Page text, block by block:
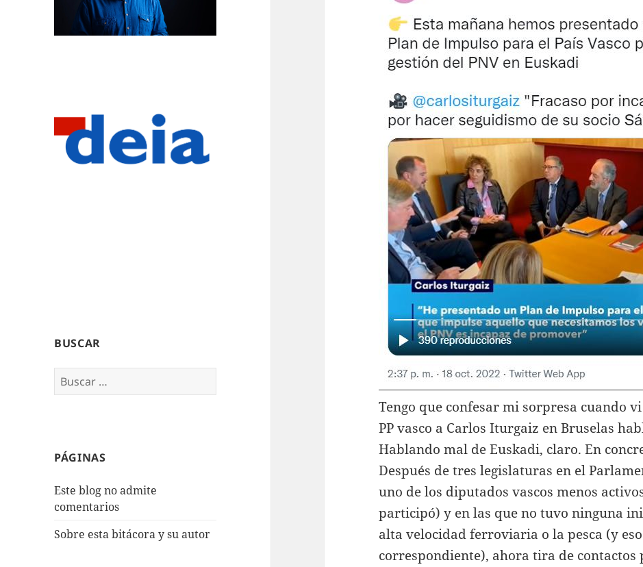
BUSCAR
Buscar:
PÁGINAS
Este blog no admite
comentarios
Sobre esta bitácora y su autor
Tengo que confesar mi sorpresa cuando
PP vasco a Carlos Iturgaiz en Bruselas
Hablando mal de Euskadi, claro. En
Después de tres legislaturas en el
uno de los diputados vascos menos
participó) y en las que no tuvo ninguna
alta velocidad ferroviaria o la pesca (y
correspondiente), ahora tira de contactos